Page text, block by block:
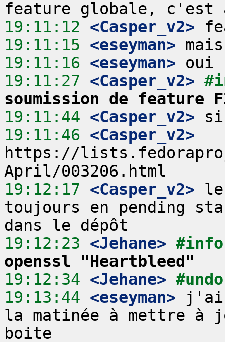
19:11:12 <Casper_v2>
19:11:15 <eseyman>
19:11:16 <eseyman>
19:11:27 <Casper_v2>
soumission de feature
19:11:44 <Casper_v2>
19:11:46 <Casper_v2>
https://
19:12:17 <Casper_v2>
toujours en pending
19:12:23 <Jehane>
openssl "Heartbleed"
19:12:34 <Jehane> #undo
19:13:44 <eseyman> j'ai
la matinée à mettre à